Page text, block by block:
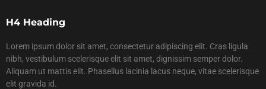
H4 Heading
Lorem ipsum dolor sit amet, consectetur adipiscing elit. Cras ligula
nibh, vestibulum scelerisque elit sit amet, dignissim semper dolor.
Aliquam ut mattis elit. Phasellus lacinia lacus neque, vitae scelerisque
elit gravida id.